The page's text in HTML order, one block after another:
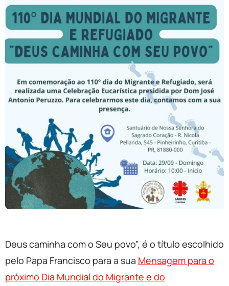
Deus caminha com o Seu povo”, é o título escolhido
pelo Papa Francisco para a sua Mensagem para o
próximo Dia Mundial do Migrante e do